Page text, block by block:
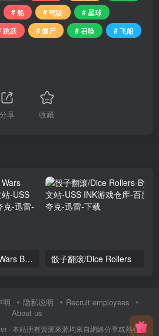
# 船 # 驾驶
# 星球
跳跃 # 僵尸 # 召唤
# 飞船
分享 收藏
星球大战：前线2/Star Wars Battlefront 2 骰子翻滚/Dice Rollers
明 隐私说明
Recruit employees
About us
· 本站所有資源來源均來自網絡分享或熱心網